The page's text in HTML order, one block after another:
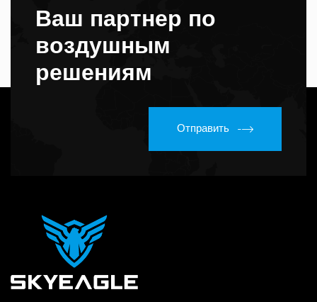
Ваш партнер по
воздушным
решениям
Отправить